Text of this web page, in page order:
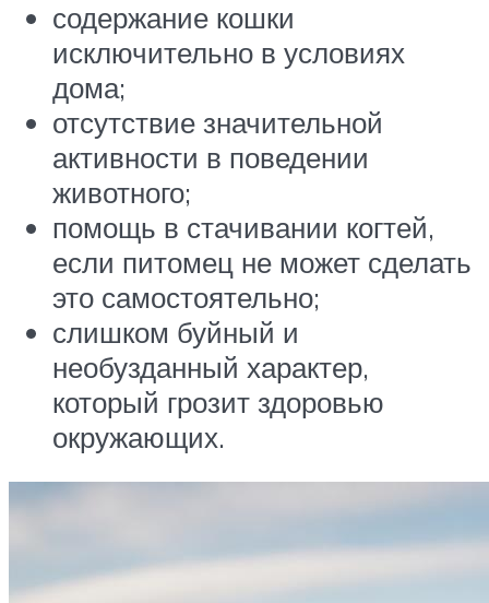
содержание кошки
исключительно в условиях
дома;
отсутствие значительной
активности в поведении
животного;
помощь в стачивании когтей,
если питомец не может сделать
это самостоятельно;
слишком буйный и
необузданный характер,
который грозит здоровью
окружающих.